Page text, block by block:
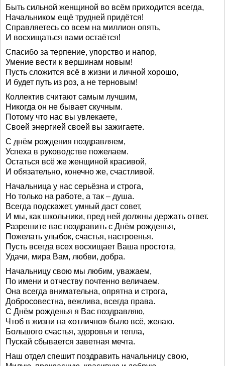
Быть сильной женщиной во всём приходится всегда,
Начальником ещё трудней придётся!
Справляетесь со всем на миллион опять,
И восхищаться вами остаётся!
Спасибо за терпение, упорство и напор,
Умение вести к вершинам новым!
Пусть сложится всё в жизни и личной хорошо,
И будет путь из роз, а не терновым!
Коллектив считают самым лучшим,
Никогда он не бывает скучным.
Потому что нас вы увлекаете,
Своей энергией своей вы зажигаете.
С днём рождения поздравляем,
Успеха в руководстве пожелаем.
Остаться всё же женщиной красивой,
И обязательно, конечно же, счастливой.
Начальница у нас серьёзна и строга,
Но только на работе, а так – душа.
Всегда подскажет, умный даст совет,
И мы, как школьники, пред ней должны держать ответ.
Разрешите вас поздравить с Днём рожденья,
Пожелать улыбок, счастья, настроенья.
Пусть всегда всех восхищает Ваша простота,
Удачи, мира Вам, любви, добра.
Начальницу свою мы любим, уважаем,
По имени и отчеству почтенно величаем.
Она всегда внимательна, опрятна и строга,
Добросовестна, вежлива, всегда права.
С Днём рожденья я Вас поздравляю,
Чтоб в жизни на «отлично» было всё, желаю.
Большого счастья, здоровья и тепла,
Пускай сбывается заветная мечта.
Наш отдел спешит поздравить начальницу свою,